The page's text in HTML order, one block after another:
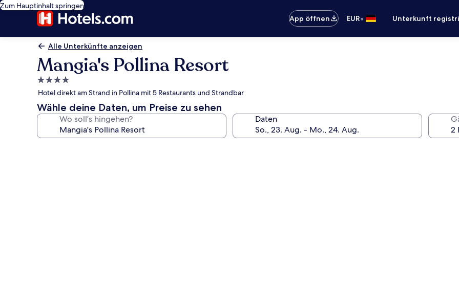
Zum Hauptinhalt springen
App öffnen
EUR• Unterkunft
Alle Unterkünfte anzeigen
Mangia's Pollina Resort
4.0-
Sterne-
Unterkunft
Hotel direkt am Strand in Pollina mit 5 Restaurants und Strandbar
Wähle deine Daten, um Preise zu sehen
Wo soll’s hingehen? Daten